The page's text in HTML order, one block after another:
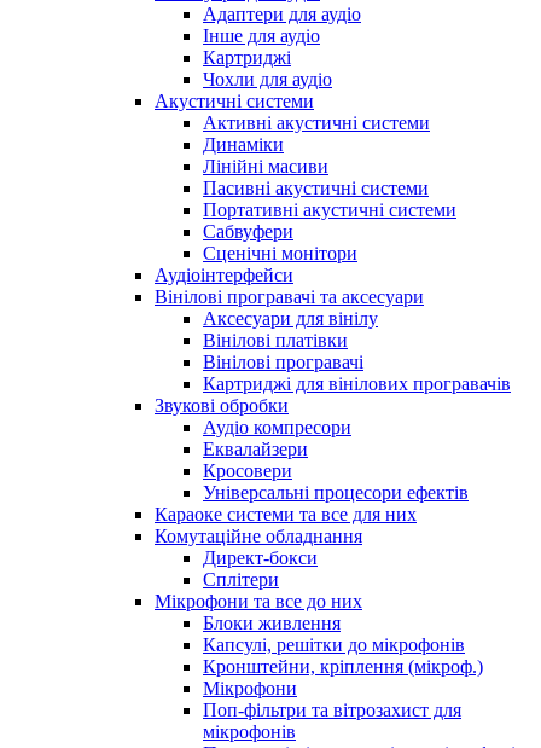
Адаптери для аудіо
Інше для аудіо
Картриджі
Чохли для аудіо
Акустичні системи
Активні акустичні системи
Динаміки
Лінійні масиви
Пасивні акустичні системи
Портативні акустичні системи
Сабвуфери
Сценічні монітори
Аудіоінтерфейси
Вінілові програвачі та аксесуари
Аксесуари для вінілу
Вінілові платівки
Вінілові програвачі
Картриджі для вінілових програвачів
Звукові обробки
Аудіо компресори
Еквалайзери
Кросовери
Універсальні процесори ефектів
Караоке системи та все для них
Комутаційне обладнання
Директ-бокси
Сплітери
Мікрофони та все до них
Блоки живлення
Капсулі, решітки до мікрофонів
Кронштейни, кріплення (мікроф.)
Мікрофони
Поп-фільтри та вітрозахист для
мікрофонів